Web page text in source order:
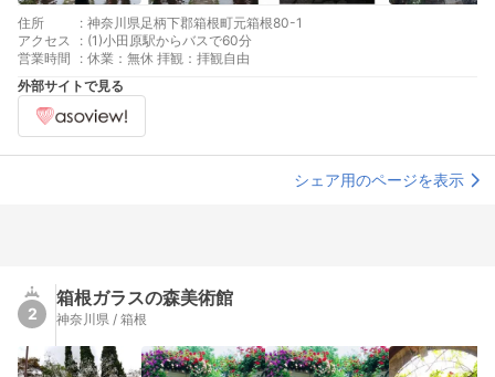
住所 : 神奈川県足柄下郡箱根町元箱根80-1
アクセス
: (1)小田原駅からバスで60分
営業時間
: 休業：無休 拝観：拝観自由
外部サイトで見る
シェア用のページを表示
2
箱根ガラスの森美術館
神奈川県 / 箱根